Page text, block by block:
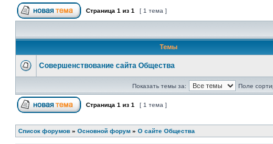
Страница 1 из 1 [ 1 тема ]
Темы
Совершенствование сайта Общества
Показать темы за: Поле
Страница 1 из 1 [ 1 тема ]
Список форумов » Основной форум » О сайте Общества